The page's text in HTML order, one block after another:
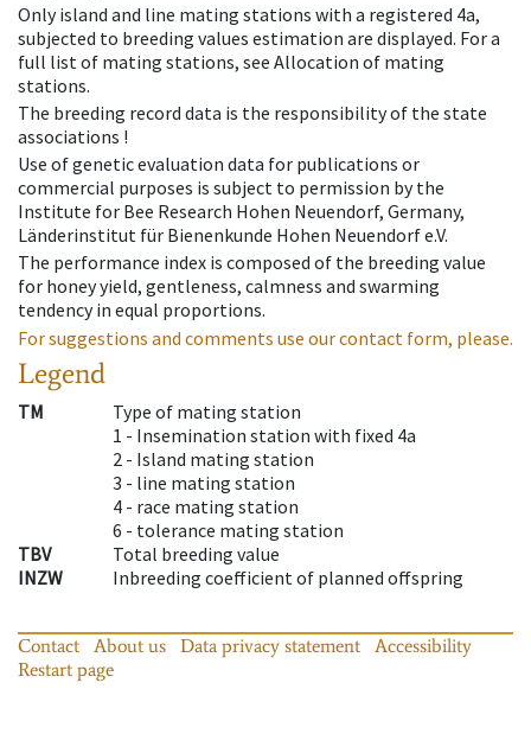
Only island and line mating stations with a registered 4a,
subjected to breeding values estimation are displayed. For a
full list of mating stations, see Allocation of mating
stations.
The breeding record data is the responsibility of the state
associations !
Use of genetic evaluation data for publications or
commercial purposes is subject to permission by the
Institute for Bee Research Hohen Neuendorf, Germany,
Länderinstitut für Bienenkunde Hohen Neuendorf e.V.
The performance index is composed of the breeding value
for honey yield, gentleness, calmness and swarming
tendency in equal proportions.
For suggestions and comments use our contact form, please.
Legend
TM
Type of mating station
1 - Insemination station with fixed 4a
2 - Island mating station
3 - line mating station
4 - race mating station
6 - tolerance mating station
TBV
Total breeding value
INZW
Inbreeding coefficient of planned offspring
Contact About us Data privacy statement
Accessibility
Restart page